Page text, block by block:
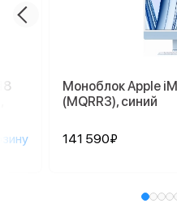
Моноблок Apple
(MQRR3), синий
141 590₽